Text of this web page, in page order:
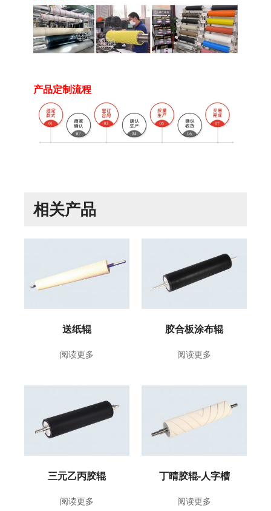
产品定制流程
相关产品
送纸辊
阅读更多
胶合板涂布辊
阅读更多
三元乙丙胶辊
阅读更多
丁晴胶辊-人字槽
阅读更多